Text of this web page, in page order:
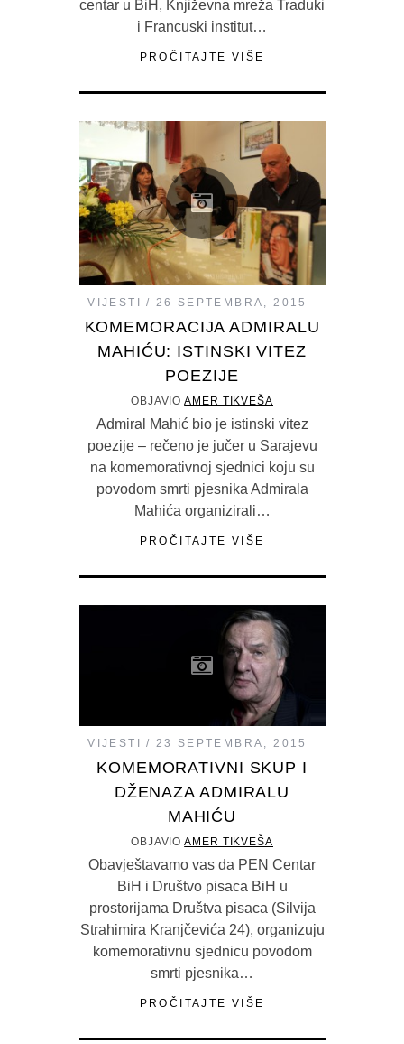
centar u BiH, Književna mreža Traduki
i Francuski institut…
PROČITAJTE VIŠE
VIJESTI 26 SEPTEMBRA, 2015
KOMEMORACIJA ADMIRALU
MAHIĆU: ISTINSKI VITEZ
POEZIJE
OBJAVIOAMER TIKVEŠA
Admiral Mahić bio je istinski vitez
poezije – rečeno je jučer u Sarajevu
na komemorativnoj sjednici koju su
povodom smrti pjesnika Admirala
Mahića organizirali…
PROČITAJTE VIŠE
VIJESTI 23 SEPTEMBRA, 2015
KOMEMORATIVNI SKUP I
DŽENAZA ADMIRALU
MAHIĆU
OBJAVIOAMER TIKVEŠA
Obavještavamo vas da PEN Centar
BiH i Društvo pisaca BiH u
prostorijama Društva pisaca (Silvija
Strahimira Kranjčevića 24), organizuju
komemorativnu sjednicu povodom
smrti pjesnika…
PROČITAJTE VIŠE